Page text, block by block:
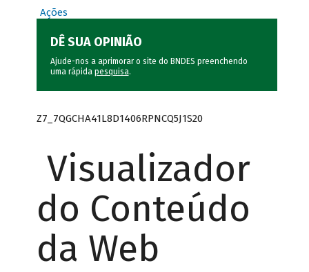
Ações
DÊ SUA OPINIÃO
Ajude-nos a aprimorar o site do BNDES preenchendo
uma rápida pesquisa.
Z7_7QGCHA41L8D1406RPNCQ5J1S20
Visualizador
do Conteúdo
da Web